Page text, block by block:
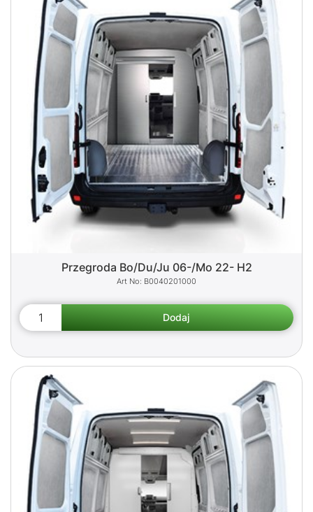
Przegroda Bo/Du/Ju 06-/Mo 22- H2
B0040201000